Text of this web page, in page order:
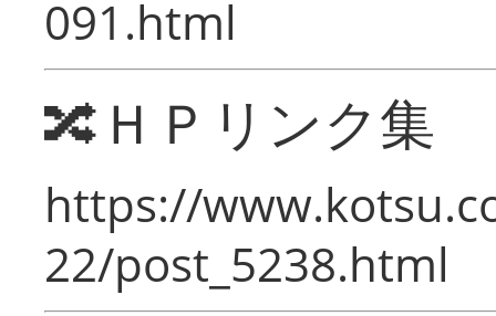
091.html
🔀ＨＰリンク集
https://
22/post_5238.html